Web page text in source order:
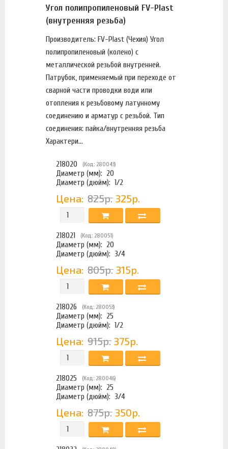
Угол полипропиленовый FV-Plast
(внутренняя резьба)
Производитель: FV-Plast (Чехия) Угол
полипропиленовый (колено) с
металлической резьбой внутренней.
Патрубок, применяемый при переходе от
сварной части проводки води или
отопления к резьбовому латунному
соединению и арматур с резьбой. Тип
соединения: пайка/внутренняя резьба
Характери...
218020 (Код: 280043)
Диаметр (мм): 20
Диаметр (дюйм): 1/2
Цена: 825р. 325р.
218021 (Код: 280051)
Диаметр (мм): 20
Диаметр (дюйм): 3/4
Цена: 805р. 315р.
218026 (Код: 280053)
Диаметр (мм): 25
Диаметр (дюйм): 1/2
Цена: 915р. 375р.
218025 (Код: 280046)
Диаметр (мм): 25
Диаметр (дюйм): 3/4
Цена: 875р. 350р.